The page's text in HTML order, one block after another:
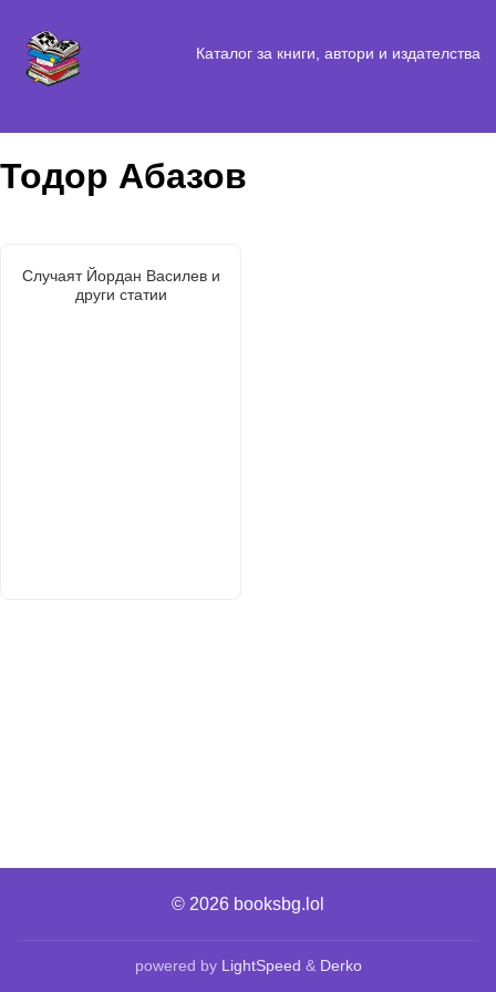
Каталог за книги, автори и издателства
Тодор Абазов
Случаят Йордан Василев и
други статии
© 2026 booksbg.lol
powered by LightSpeed & Derko